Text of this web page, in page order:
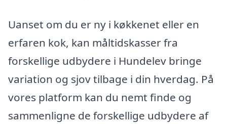
Uanset om du er ny i køkkenet eller en
erfaren kok, kan måltidskasser fra
forskellige udbydere i Hundelev bringe
variation og sjov tilbage i din hverdag. På
vores platform kan du nemt finde og
sammenligne de forskellige udbydere af